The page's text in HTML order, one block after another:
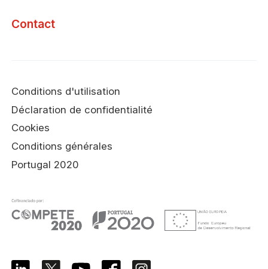
Contact
Conditions d'utilisation
Déclaration de confidentialité
Cookies
Conditions générales
Portugal 2020